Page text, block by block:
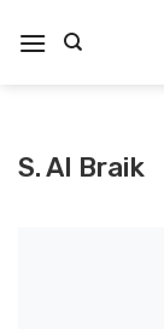
na
S. Al Braik